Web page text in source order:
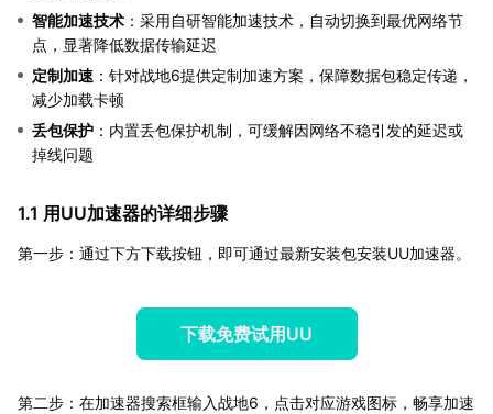
智能加速技术 ：采用自研智能加速技术，自动切换到最优网络节
点，显著降低数据传输延迟
定制加速 ：针对战地6提供定制加速方案，保障数据包稳定传递，
减少加载卡顿
丢包保护 ：内置丢包保护机制，可缓解因网络不稳引发的延迟或
掉线问题
1.1 用UU加速器的详细步骤
第一步：通过下方下载按钮，即可通过最新安装包安装UU加速器。
下载免费试用UU
第二步：在加速器搜索框输入战地6，点击对应游戏图标，畅享加速